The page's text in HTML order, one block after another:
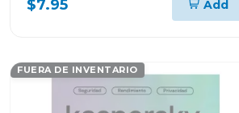
$7.95 Add
FUERA DE INVENTARIO